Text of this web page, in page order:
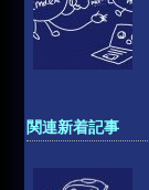
関連新着記事